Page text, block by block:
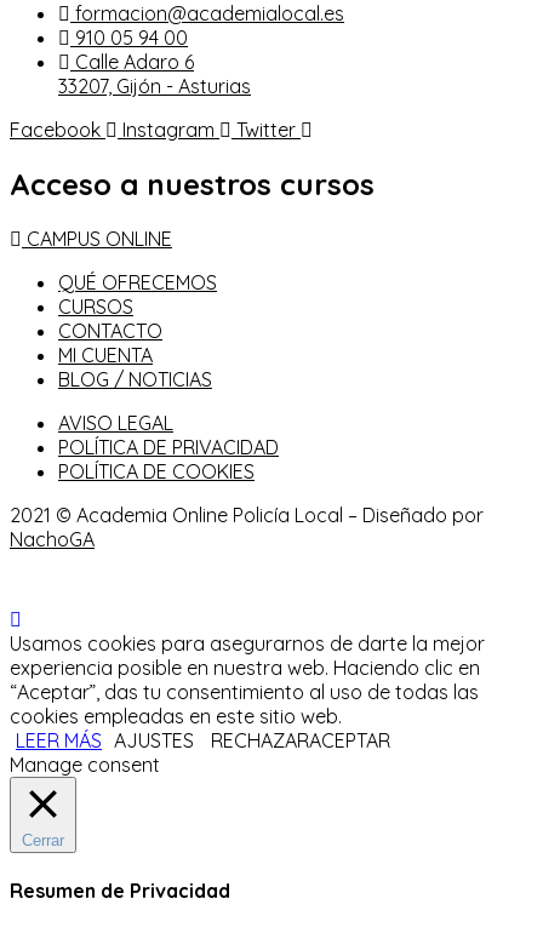
formacion@academialocal.es
910 05 94 00
Calle Adaro 6
33207, Gijón - Asturias
Facebook
Instagram Twitter
Acceso a nuestros cursos
CAMPUS ONLINE
QUÉ OFRECEMOS
CURSOS
CONTACTO
MI CUENTA
BLOG / NOTICIAS
AVISO LEGAL
POLÍTICA DE PRIVACIDAD
POLÍTICA DE COOKIES
2021 © Academia Online Policía Local – Diseñado por
NachoGA
Usamos cookies para asegurarnos de darte la mejor
experiencia posible en nuestra web. Haciendo clic en
“Aceptar”, das tu consentimiento al uso de todas las
cookies empleadas en este sitio web.
LEER MÁS AJUSTES RECHAZARACEPTAR
Manage consent
Cerrar
Resumen de Privacidad